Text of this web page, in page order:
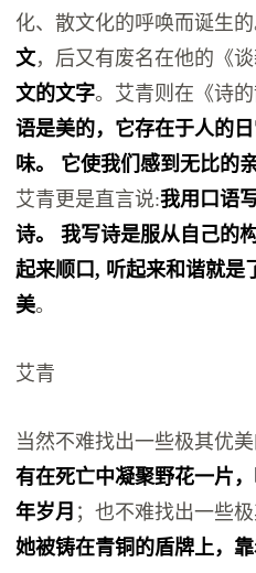
化、散文化的呼唤而诞生
文，后又有废名在他的《
文的文字。艾青则在《诗
语是美的，它存在于人的
味。 它使我们感到无比的
艾青更是直言说:我用口语
诗。 我写诗是服从自己的
起来顺口, 听起来和谐就是
美。
艾青
当然不难找出一些极其优
有在死亡中凝聚野花一片
年岁月 ；也不难找出一些
她被铸在青铜的盾牌上，